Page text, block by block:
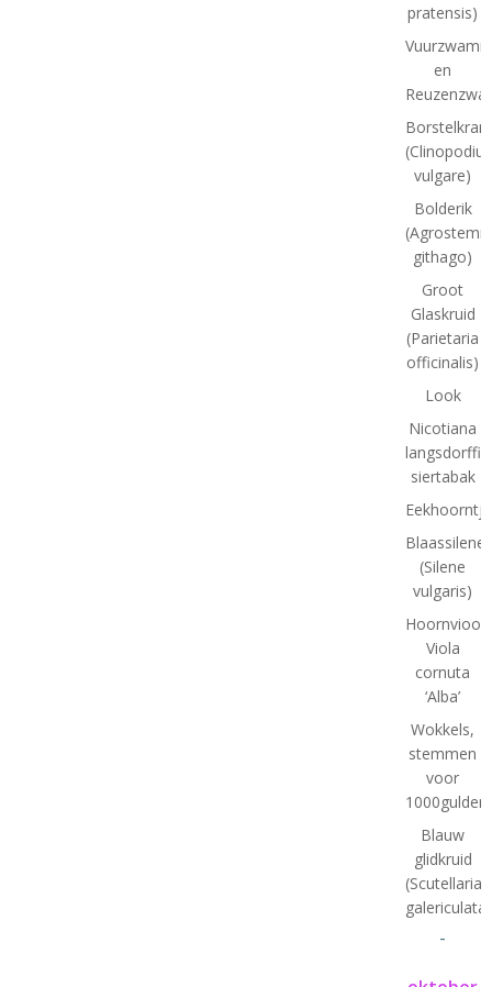
pratensis)
en
vulgare)
Bolderik
githago)
Groot
Glaskruid
(Parietaria
officinalis)
Look
Nicotiana
langsdorffii:
siertabak
Blaassilene
(Silene
vulgaris)
Viola
cornuta
‘Alba’
Wokkels,
stemmen
voor
Blauw
glidkruid
(Scutellaria
galericulata)
-